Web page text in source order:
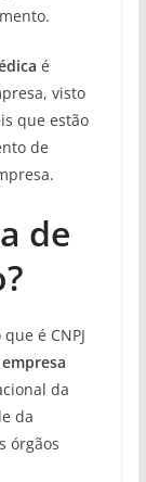
é
visto
que estão
de
de
é CNPJ
da
da
órgãos